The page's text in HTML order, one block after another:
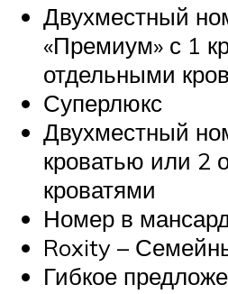
Двухместный
«Премиум» с 1
отдельными
Суперлюкс
Двухместный
кроватью или 2
кроватями
Номер в
Roxity –
Гибкое